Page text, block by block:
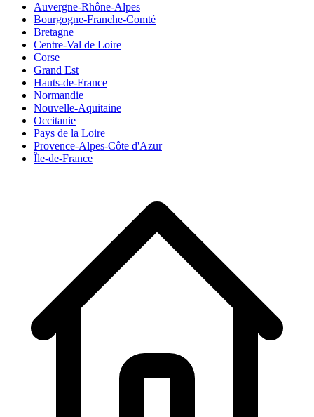
Auvergne-Rhône-Alpes
Bourgogne-Franche-Comté
Bretagne
Centre-Val de Loire
Corse
Grand Est
Hauts-de-France
Normandie
Nouvelle-Aquitaine
Occitanie
Pays de la Loire
Provence-Alpes-Côte d'Azur
Île-de-France